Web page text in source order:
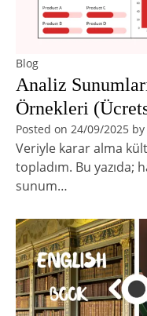
Blog
Analiz
Örnekleri
Posted on 24/09/2025 by
Veriyle karar alma
topladım. Bu yazıda;
sunum…